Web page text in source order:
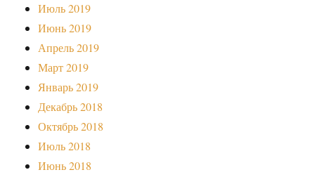
Июль 2019
Июнь 2019
Апрель 2019
Март 2019
Январь 2019
Декабрь 2018
Октябрь 2018
Июль 2018
Июнь 2018